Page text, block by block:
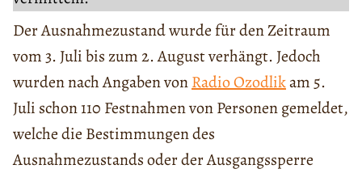
Der Ausnahmezustand wurde für den Zeitraum
vom 3. Juli bis zum 2. August verhängt. Jedoch
wurden nach Angaben vonRadio Ozodlikam 5.
Juli schon 110 Festnahmen von Personen gemeldet,
welche die Bestimmungen des
Ausnahmezustands oder der Ausgangssperre